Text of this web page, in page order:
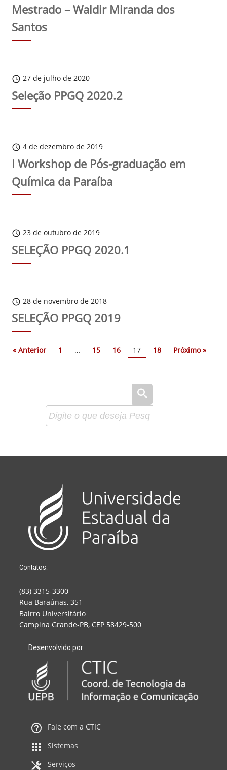
Mestrado – Waldir Miranda dos
Santos
schedule 27 de julho de 2020
Seleção PPGQ 2020.2
schedule 4 de dezembro de 2019
I Workshop de Pós-graduação em
Química da Paraíba
schedule 23 de outubro de 2019
SELEÇÃO PPGQ 2020.1
schedule 28 de novembro de 2018
SELEÇÃO PPGQ 2019
« Anterior 1 … 15 16 17 18 Próximo »
Contatos:
(83) 3315-3300
Rua Baraúnas, 351
Bairro Universitário
Campina Grande-PB, CEP 58429-500
Desenvolvido por:
Fale com a CTIC
Sistemas
Serviços